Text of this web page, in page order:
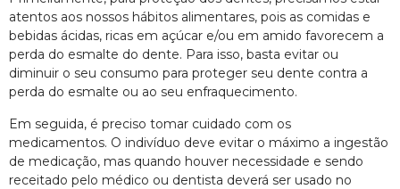
atentos aos nossos hábitos alimentares, pois as comidas e
bebidas ácidas, ricas em açúcar e/ou em amido favorecem a
perda do esmalte do dente. Para isso, basta evitar ou
diminuir o seu consumo para proteger seu dente contra a
perda do esmalte ou ao seu enfraquecimento.
Em seguida, é preciso tomar cuidado com os
medicamentos. O indivíduo deve evitar o máximo a ingestão
de medicação, mas quando houver necessidade e sendo
receitado pelo médico ou dentista deverá ser usado no